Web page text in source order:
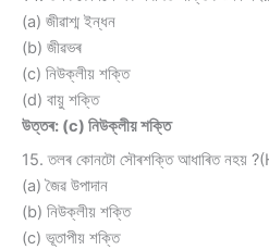
(a) জীৱাশ্ম ইন্ধন
(b) জীৱভৰ
(c) নিউক্লীয় শক্তি
(d) বায়ু শক্তি
উত্তৰ: (c) নিউক্লীয় শক্তি
15. তলৰ কোনটো সৌৰশক্তি আধাৰিত নহয়
(a) জৈৱ উপাদান
(b) নিউক্লীয় শক্তি
(c) ভূতাপীয় শক্তি